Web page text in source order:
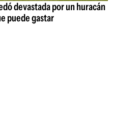
devastada por un huracán
puede gastar